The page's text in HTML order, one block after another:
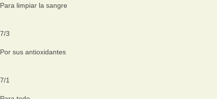
Para limpiar la sangre
7/3
Por sus antioxidantes
7/1